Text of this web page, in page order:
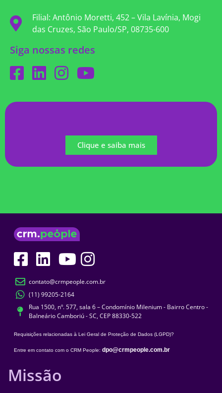
Clique e saiba mais
Filial: Antônio Moretti, 452 – Vila Lavínia, Mogi
das Cruzes, São Paulo/SP, 08735-600
Siga nossas redes
contato@crmpeople.com.br
(11) 99205-2164
Rua 1500, nº. 577, sala 6 – Condomínio Milenium - Bairro Centro -
Balneário Camboriú - SC, CEP 88330-522
Requisições relacionadas à Lei Geral de Proteção de Dados (LGPD)?
Entre em contato com o CRM People: dpo@crmpeople.com.br
Missão